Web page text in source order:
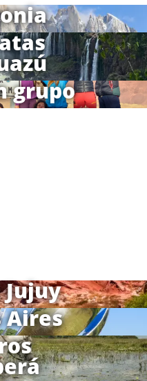
grupo
Aires